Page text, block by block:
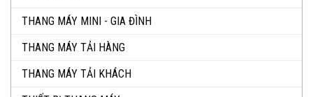
THANG MÁY MINI - GIA ĐÌNH
THANG MÁY TẢI HÀNG
THANG MÁY TẢI KHÁCH